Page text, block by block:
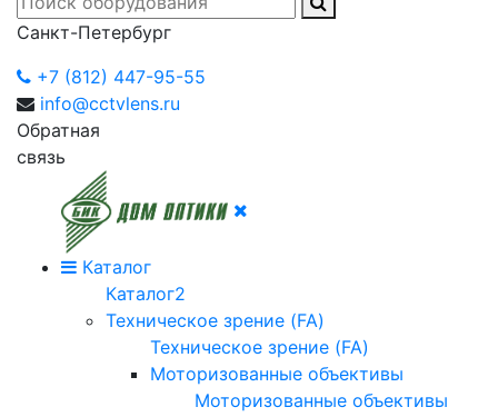
Санкт-Петербург
+7 (812) 447-95-55
info@cctvlens.ru
Обратная
связь
Каталог
Каталог2
Техническое зрение (FA)
Техническое зрение (FA)
Моторизованные объективы
Моторизованные объективы